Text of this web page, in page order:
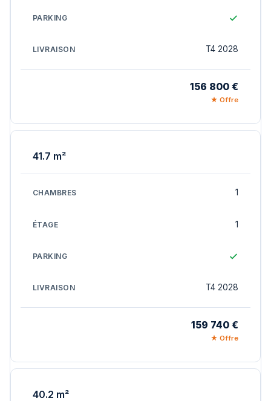
T4 2028
156 800 €
★ Offre
41.7 m²
1
1
T4 2028
159 740 €
★ Offre
40.2 m²